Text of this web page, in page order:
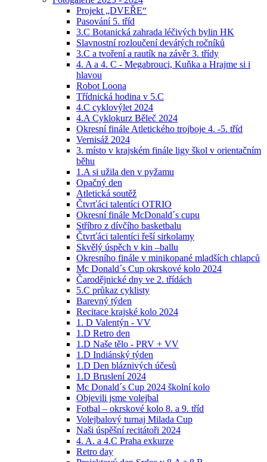
Projekt „DVEŘE“
Pasování 5. tříd
3.C Botanická zahrada léčivých bylin HK
Slavnostní rozloučení devátých ročníků
3.C a tvoření a rautík na závěr 3. třídy
4. A a 4. C - Megabrouci, Kuňka a Hrajme si i
hlavou
Robot Loona
Třídnická hodina v 5.C
4.C cyklovýlet 2024
4.A Cyklokurz Běleč 2024
Okresní finále Atletického trojboje 4. -5. tříd
Vernisáž 2024
3. místo v krajském finále ligy škol v orientačním
běhu
1.A si užila den v pyžamu
Opačný den
Atletická soutěž
Čtvrťáci talentíci OTRIO
Okresní finále McDonald´s cupu
Stříbro z dívčího basketbalu
Čtvrťáci talentíci řeší sirkolamy
Skvělý úspěch v kin –ballu
Okresního finále v minikopané mladších chlapců
Mc Donald´s Cup okrskové kolo 2024
Čarodějnické dny ve 2. třídách
5.C průkaz cyklisty
Barevný týden
Recitace krajské kolo 2024
1. D Valentýn - VV
1.D Retro den
1.D Naše tělo - PRV + VV
1.D Indiánský týden
1.D Den bláznivých účesů
1.D Bruslení 2024
Mc Donald´s Cup 2024 školní kolo
Objevili jsme volejbal
Fotbal – okrskové kolo 8. a 9. tříd
Volejbalový turnaj Milada Cup
Naši úspěšní recitátoři 2024
4. A. a 4.C Praha exkurze
Retro day